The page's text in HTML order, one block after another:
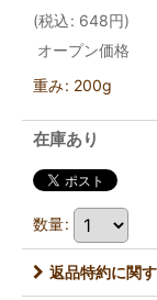
(税込: 648円)
オープン価格
重み: 200g
在庫あり
数量:
返品特約に関